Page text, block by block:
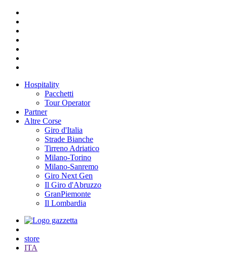
Hospitality
Pacchetti
Tour Operator
Partner
Altre Corse
Giro d'Italia
Strade Bianche
Tirreno Adriatico
Milano-Torino
Milano-Sanremo
Giro Next Gen
Il Giro d'Abruzzo
GranPiemonte
Il Lombardia
store
ITA